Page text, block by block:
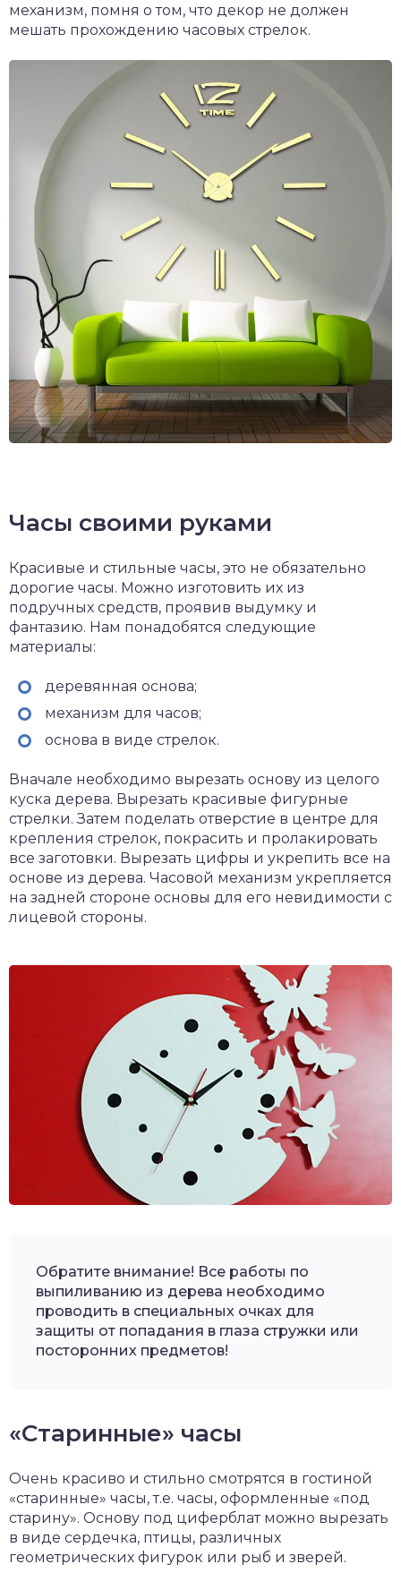
механизм, помня о том, что декор не должен
мешать прохождению часовых стрелок.
Часы своими руками
Красивые и стильные часы, это не обязательно
дорогие часы. Можно изготовить их из
подручных средств, проявив выдумку и
фантазию. Нам понадобятся следующие
материалы:
деревянная основа;
механизм для часов;
основа в виде стрелок.
Вначале необходимо вырезать основу из целого
куска дерева. Вырезать красивые фигурные
стрелки. Затем поделать отверстие в центре для
крепления стрелок, покрасить и пролакировать
все заготовки. Вырезать цифры и укрепить все на
основе из дерева. Часовой механизм укрепляется
на задней стороне основы для его невидимости с
лицевой стороны.
Обратите внимание! Все работы по
выпиливанию из дерева необходимо
проводить в специальных очках для
защиты от попадания в глаза стружки или
посторонних предметов!
«Старинные» часы
Очень красиво и стильно смотрятся в гостиной
«старинные» часы, т.е. часы, оформленные «под
старину». Основу под циферблат можно вырезать
в виде сердечка, птицы, различных
геометрических фигурок или рыб и зверей.